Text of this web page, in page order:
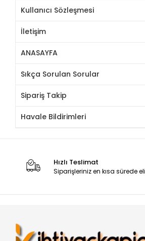
Kullanıcı Sözleşmesi
İletişim
ANASAYFA
Sıkça Sorulan Sorular
Sipariş Takip
Havale Bildirimleri
Hızlı Teslimat
Siparişleriniz en kısa sürede